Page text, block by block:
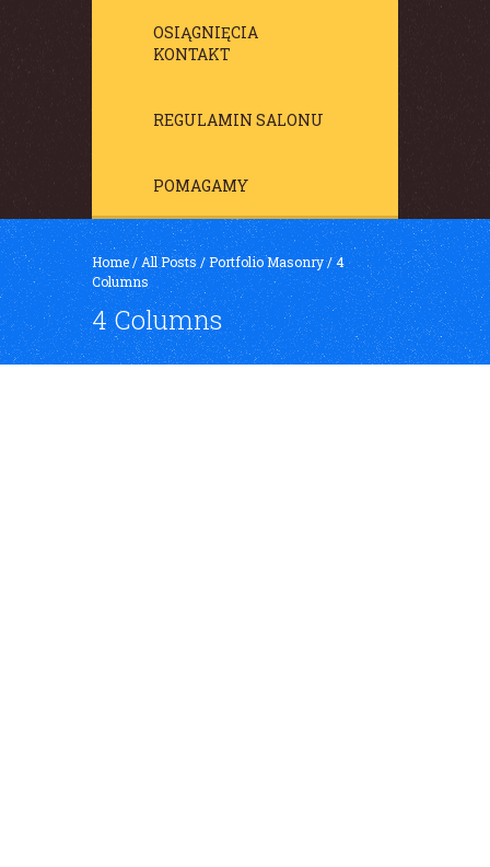
OSIĄGNIĘCIA
KONTAKT
REGULAMIN SALONU
POMAGAMY
Home/All Posts/Portfolio Masonry/4
Columns
4 Columns